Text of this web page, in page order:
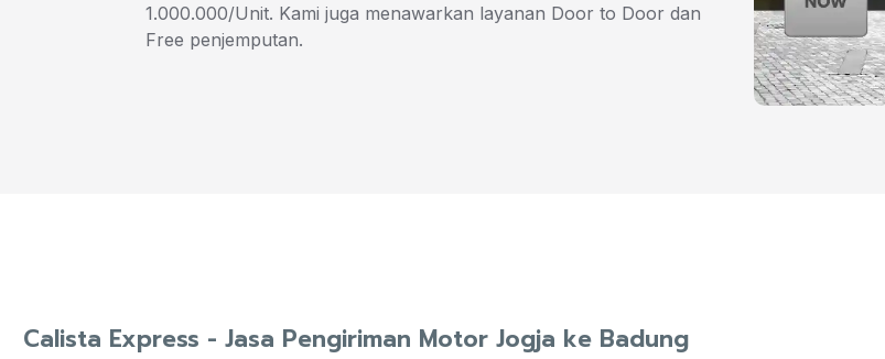
1.000.000/Unit. Kami juga menawarkan layanan Door to Door dan
Free penjemputan.
Calista Express - Jasa Pengiriman Motor Jogja ke Badung